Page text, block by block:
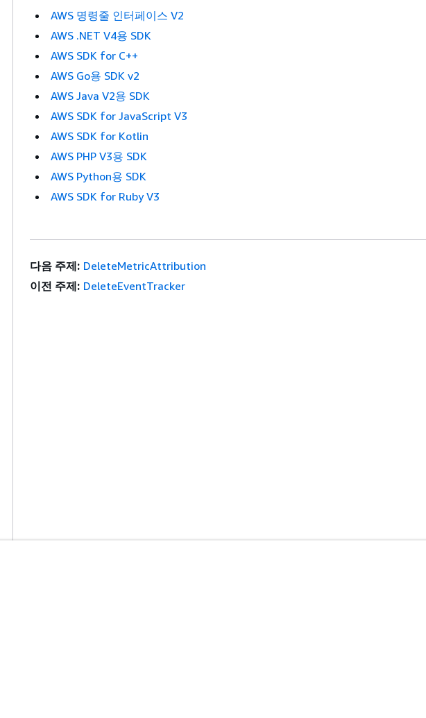
AWS 명령줄 인터페이스 V2
AWS .NET V4용 SDK
AWS SDK for C++
AWS Go용 SDK v2
AWS Java V2용 SDK
AWS SDK for JavaScript V3
AWS SDK for Kotlin
AWS PHP V3용 SDK
AWS Python용 SDK
AWS SDK for Ruby V3
다음 주제: DeleteMetricAttribution
이전 주제: DeleteEventTracker